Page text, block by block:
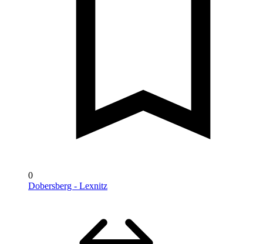
0
Dobersberg - Lexnitz